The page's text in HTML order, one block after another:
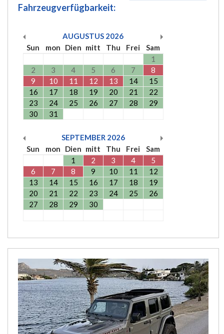
Fahrzeugverfügbarkeit:
AUGUSTUS 2026
Sun
mon Dien mitt Thu Frei
Sam
1
2
3 4 5 6 7
8
9
10 11 12 13 14
15
16
17 18 19 20 21
22
23
24 25 26 27 28
29
30
31
SEPTEMBER 2026
Sun
mon Dien mitt Thu Frei
Sam
1
2 3 4
5
6
7 8 9 10 11
12
13
14 15 16 17 18
19
20
21 22 23 24 25
26
27
28 29 30